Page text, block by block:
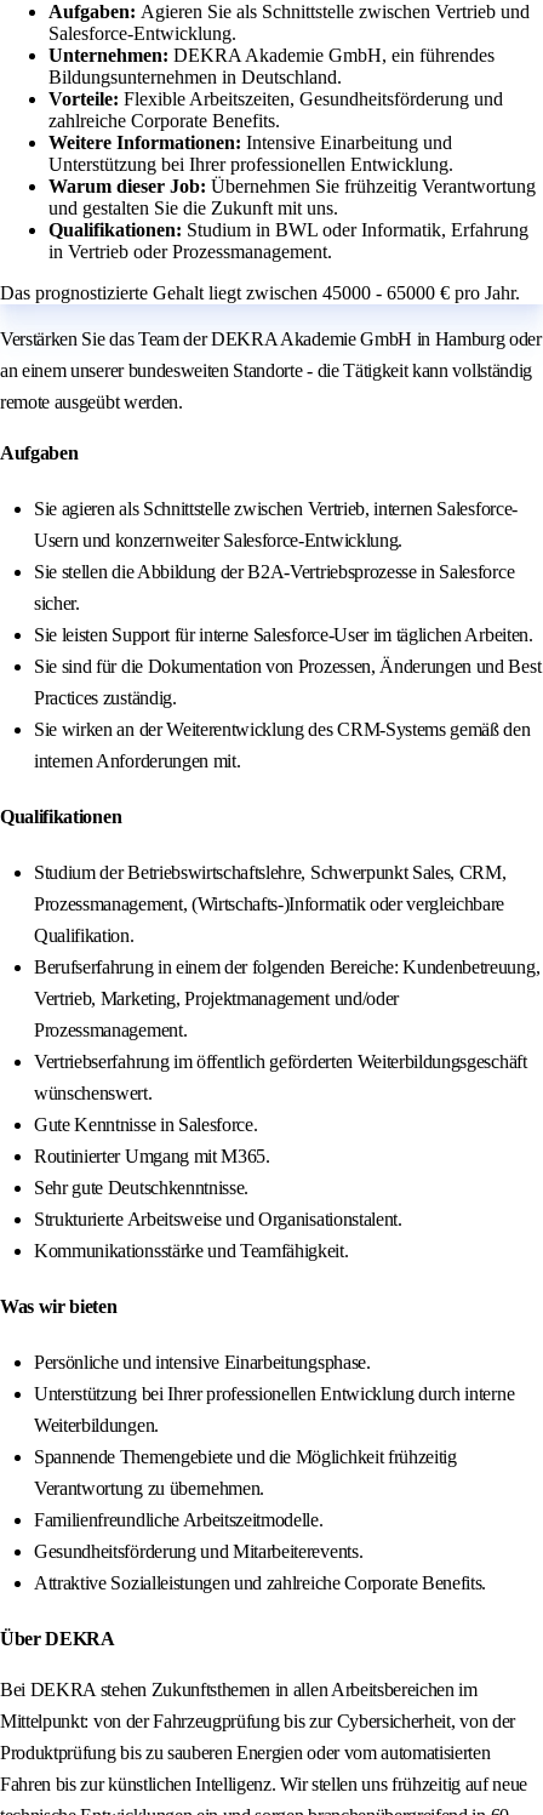
Aufgaben: Agieren Sie als Schnittstelle zwischen Vertrieb und
Salesforce-Entwicklung.
Unternehmen: DEKRA Akademie GmbH, ein führendes
Bildungsunternehmen in Deutschland.
Vorteile: Flexible Arbeitszeiten, Gesundheitsförderung und
zahlreiche Corporate Benefits.
Weitere Informationen: Intensive Einarbeitung und
Unterstützung bei Ihrer professionellen Entwicklung.
Warum dieser Job: Übernehmen Sie frühzeitig Verantwortung
und gestalten Sie die Zukunft mit uns.
Qualifikationen: Studium in BWL oder Informatik, Erfahrung
in Vertrieb oder Prozessmanagement.
Das prognostizierte Gehalt liegt zwischen 45000 - 65000 € pro Jahr.
Verstärken Sie das Team der DEKRA Akademie GmbH in Hamburg oder
an einem unserer bundesweiten Standorte - die Tätigkeit kann vollständig
remote ausgeübt werden.
Aufgaben
Sie agieren als Schnittstelle zwischen Vertrieb, internen Salesforce-
Usern und konzernweiter Salesforce-Entwicklung.
Sie stellen die Abbildung der B2A-Vertriebsprozesse in Salesforce
sicher.
Sie leisten Support für interne Salesforce-User im täglichen Arbeiten.
Sie sind für die Dokumentation von Prozessen, Änderungen und Best
Practices zuständig.
Sie wirken an der Weiterentwicklung des CRM-Systems gemäß den
internen Anforderungen mit.
Qualifikationen
Studium der Betriebswirtschaftslehre, Schwerpunkt Sales, CRM,
Prozessmanagement, (Wirtschafts-)Informatik oder vergleichbare
Qualifikation.
Berufserfahrung in einem der folgenden Bereiche: Kundenbetreuung,
Vertrieb, Marketing, Projektmanagement und/oder
Prozessmanagement.
Vertriebserfahrung im öffentlich geförderten Weiterbildungsgeschäft
wünschenswert.
Gute Kenntnisse in Salesforce.
Routinierter Umgang mit M365.
Sehr gute Deutschkenntnisse.
Strukturierte Arbeitsweise und Organisationstalent.
Kommunikationsstärke und Teamfähigkeit.
Was wir bieten
Persönliche und intensive Einarbeitungsphase.
Unterstützung bei Ihrer professionellen Entwicklung durch interne
Weiterbildungen.
Spannende Themengebiete und die Möglichkeit frühzeitig
Verantwortung zu übernehmen.
Familienfreundliche Arbeitszeitmodelle.
Gesundheitsförderung und Mitarbeiterevents.
Attraktive Sozialleistungen und zahlreiche Corporate Benefits.
Über DEKRA
Bei DEKRA stehen Zukunftsthemen in allen Arbeitsbereichen im
Mittelpunkt: von der Fahrzeugprüfung bis zur Cybersicherheit, von der
Produktprüfung bis zu sauberen Energien oder vom automatisierten
Fahren bis zur künstlichen Intelligenz. Wir stellen uns frühzeitig auf neue